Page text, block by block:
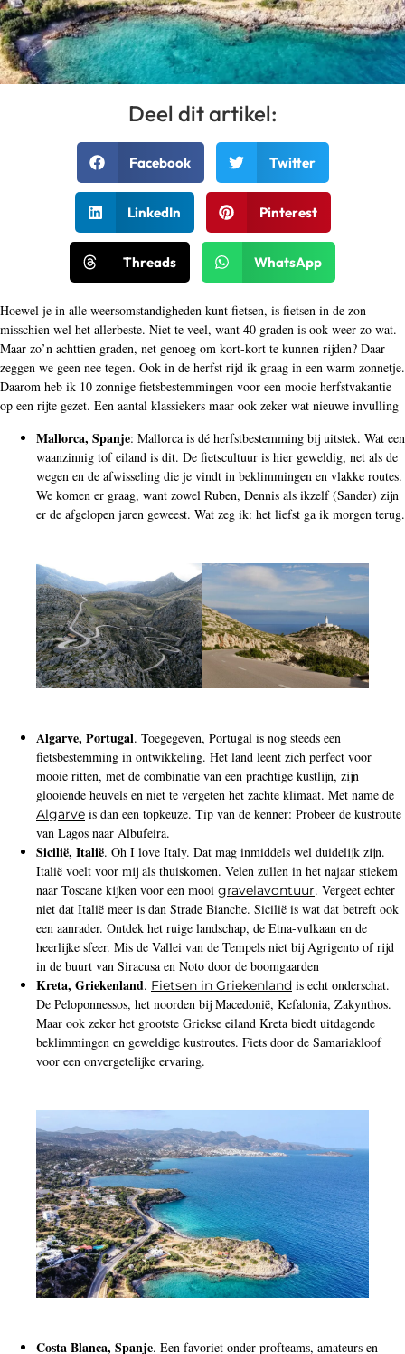
Deel dit artikel:
Facebook Twitter
LinkedIn Pinterest
Threads WhatsApp
Hoewel je in alle weersomstandigheden kunt fietsen, is fietsen in de zon
misschien wel het allerbeste. Niet te veel, want 40 graden is ook weer zo wat.
Maar zo’n achttien graden, net genoeg om kort-kort te kunnen rijden? Daar
zeggen we geen nee tegen. Ook in de herfst rijd ik graag in een warm zonnetje.
Daarom heb ik 10 zonnige fietsbestemmingen voor een mooie herfstvakantie
op een rijte gezet. Een aantal klassiekers maar ook zeker wat nieuwe invulling
Mallorca, Spanje: Mallorca is dé herfstbestemming bij uitstek. Wat een
waanzinnig tof eiland is dit. De fietscultuur is hier geweldig, net als de
wegen en de afwisseling die je vindt in beklimmingen en vlakke routes.
We komen er graag, want zowel Ruben, Dennis als ikzelf (Sander) zijn
er de afgelopen jaren geweest. Wat zeg ik: het liefst ga ik morgen terug.
Algarve, Portugal. Toegegeven, Portugal is nog steeds een
fietsbestemming in ontwikkeling. Het land leent zich perfect voor
mooie ritten, met de combinatie van een prachtige kustlijn, zijn
glooiende heuvels en niet te vergeten het zachte klimaat. Met name de
Algarve is dan een topkeuze. Tip van de kenner: Probeer de kustroute
van Lagos naar Albufeira.
Sicilië, Italië. Oh I love Italy. Dat mag inmiddels wel duidelijk zijn.
Italië voelt voor mij als thuiskomen. Velen zullen in het najaar stiekem
naar Toscane kijken voor een mooi gravelavontuur. Vergeet echter
niet dat Italië meer is dan Strade Bianche. Sicilië is wat dat betreft ook
een aanrader. Ontdek het ruige landschap, de Etna-vulkaan en de
heerlijke sfeer. Mis de Vallei van de Tempels niet bij Agrigento of rijd
in de buurt van Siracusa en Noto door de boomgaarden
Kreta, Griekenland. Fietsen in Griekenland is echt onderschat.
De Peloponnessos, het noorden bij Macedonië, Kefalonia, Zakynthos.
Maar ook zeker het grootste Griekse eiland Kreta biedt uitdagende
beklimmingen en geweldige kustroutes. Fiets door de Samariakloof
voor een onvergetelijke ervaring.
Costa Blanca, Spanje. Een favoriet onder profteams, amateurs en